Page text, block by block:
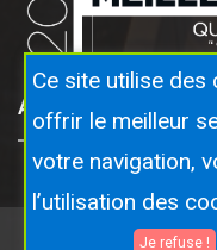
Autosecuritas
Ce site utilise
offrir le meilleur
votre navigation,
l’utilisation des
Je refuse !